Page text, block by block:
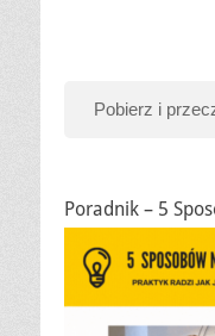
Pobierz i
Poradnik – 5